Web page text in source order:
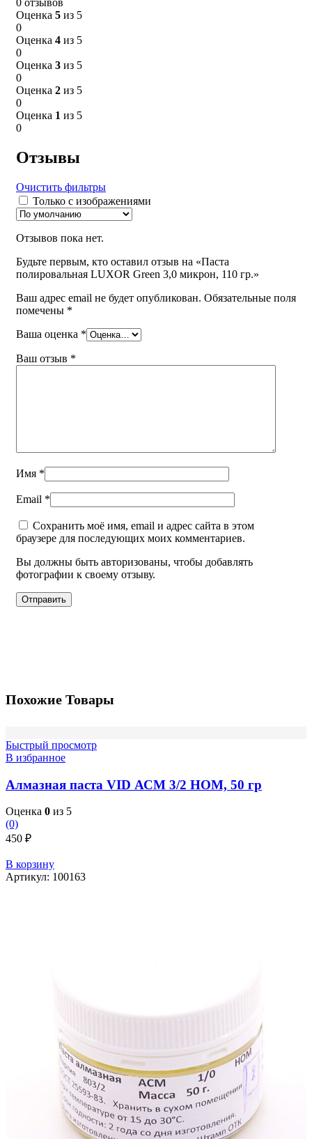
0 отзывов
Оценка 5 из 5
0
Оценка 4 из 5
0
Оценка 3 из 5
0
Оценка 2 из 5
0
Оценка 1 из 5
0
Отзывы
Очистить фильтры
Только с изображениями
Отзывов пока нет.
Будьте первым, кто оставил отзыв на «Паста
полировальная LUXOR Green 3,0 микрон, 110 гр.»
Ваш адрес email не будет опубликован. Обязательные поля
помечены *
Ваша оценка *
Ваш отзыв *
Имя *
Email *
Сохранить моё имя, email и адрес сайта в этом
браузере для последующих моих комментариев.
Вы должны быть авторизованы, чтобы добавлять
фотографии к своему отзыву.
Похожие Товары
Быстрый просмотр
В избранное
Алмазная паста VID АСМ 3/2 НОМ, 50 гр
Оценка 0 из 5
(0)
450 ₽
В корзину
Артикул: 100163